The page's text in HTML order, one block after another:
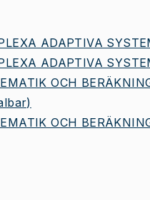
ADAPTIVA
ADAPTIVA
OCH
OCH